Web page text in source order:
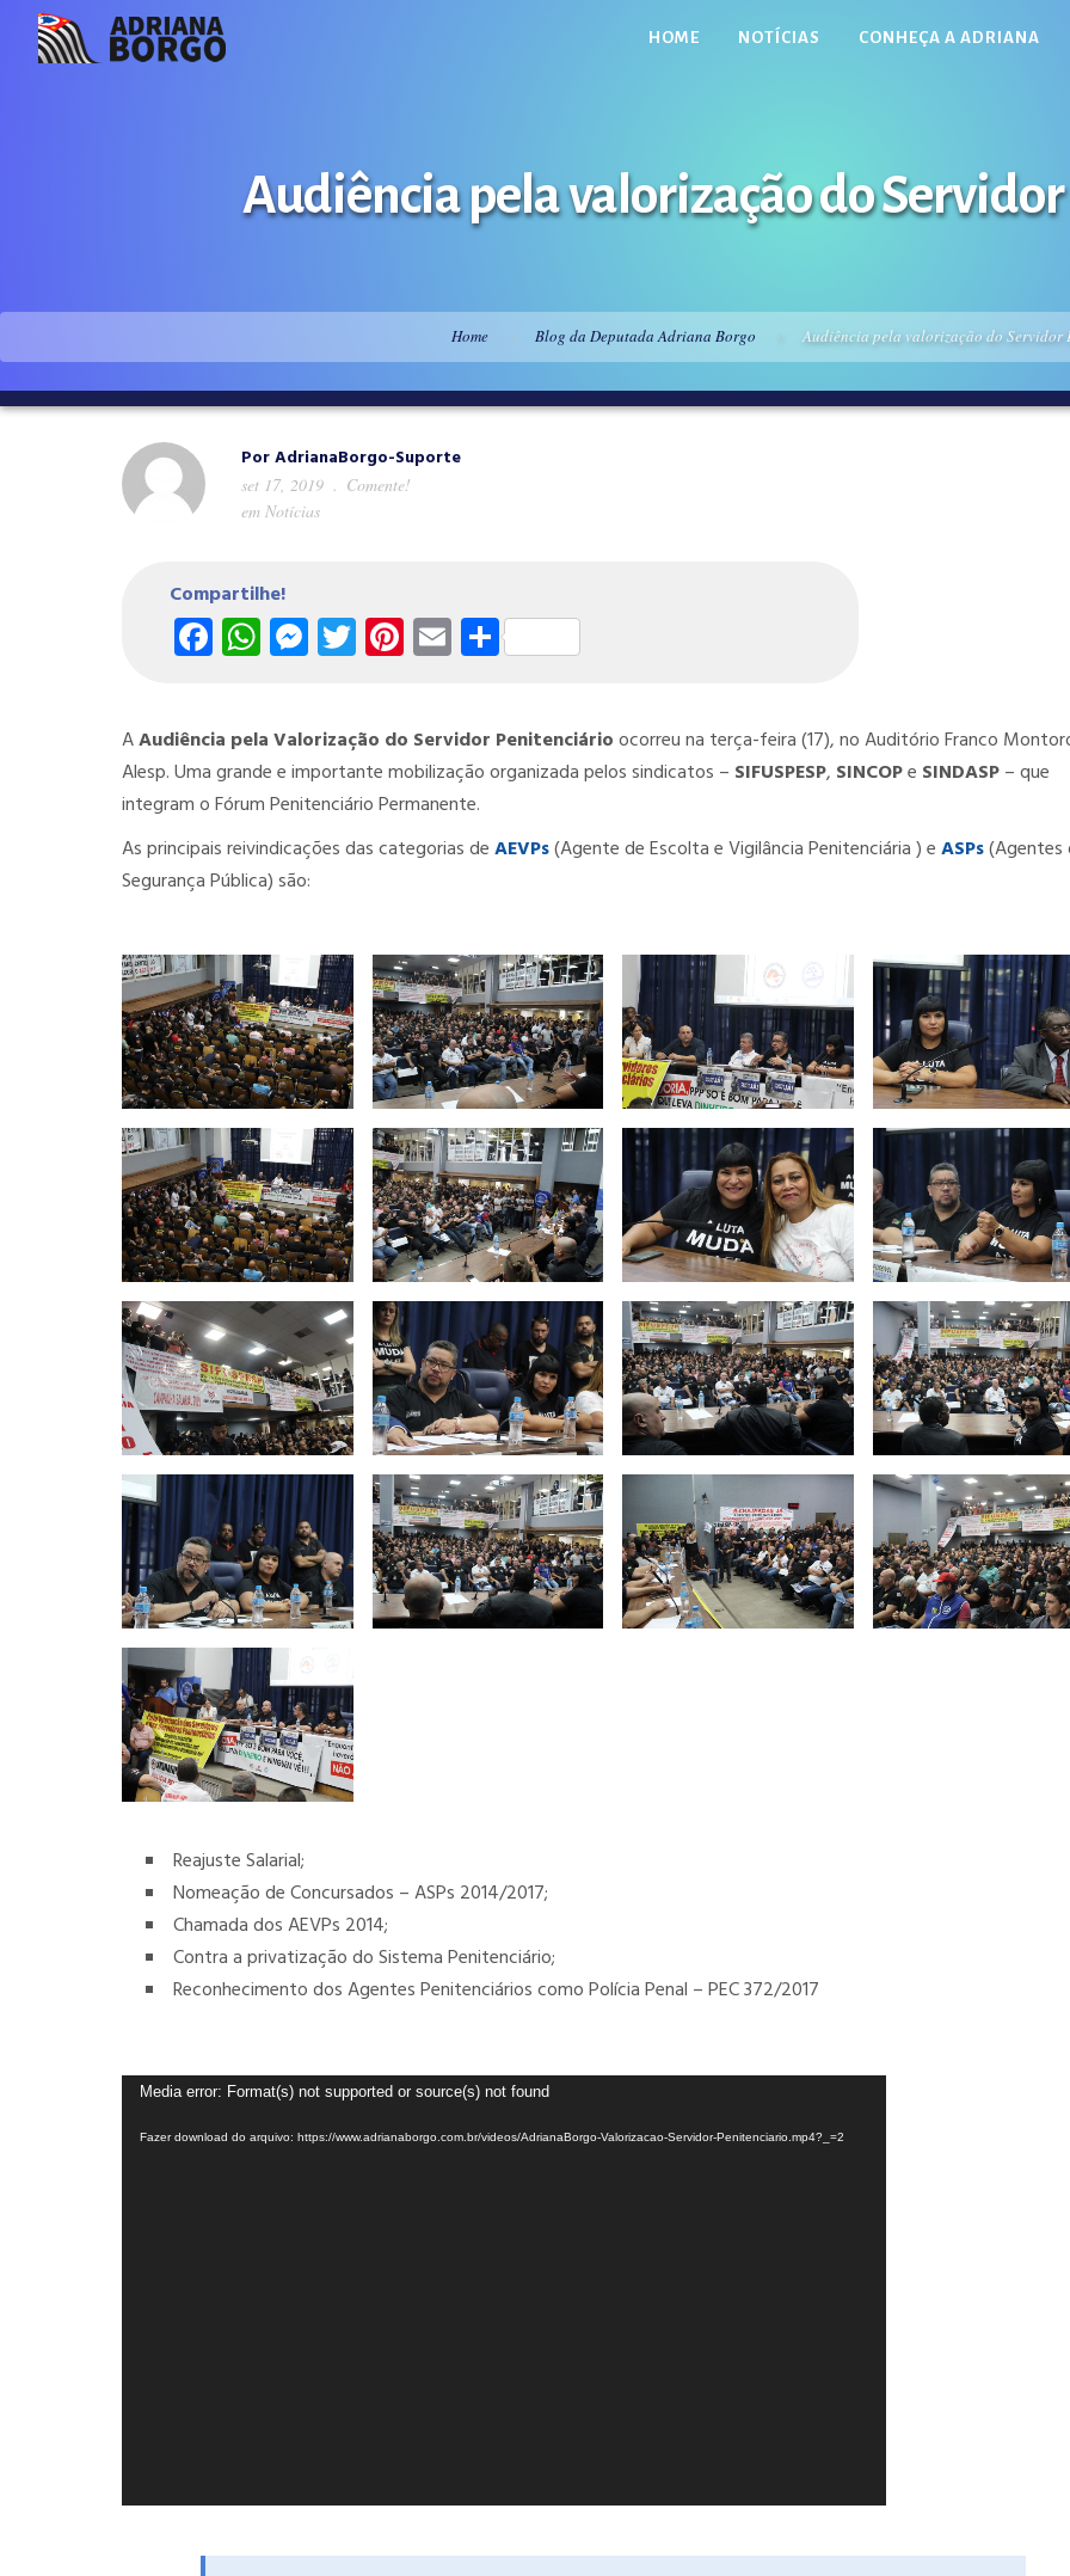
HOME NOTÍCIAS CONHEÇA A ADRIANA
Audiência pela valorização do
Home Blog da Deputada Adriana Borgo Audiência pela valorização do Servidor
PorAdrianaBorgo-Suporte
set 17, 2019
Comente!
em Notícias
Compartilhe!
Facebook
WhatsApp
Messenger
Twitter
Pinterest
Email
Share
AAudiência pela Valorização do Servidor Penitenciárioocorreu na terça-feira (17), no Auditório Franco
Alesp. Uma grande e importante mobilização organizada pelos sindicatos – SIFUSPESP, SINCOPe SINDASP– que
integram o Fórum Penitenciário Permanente.
As principais reivindicações das categorias deAEVPs(Agente de Escolta e Vigilância Penitenciária ) eASPs(Agentes
Segurança Pública) são:
Reajuste Salarial;
Nomeação de Concursados – ASPs 2014/2017;
Chamada dos AEVPs 2014;
Contra a privatização do Sistema Penitenciário;
Reconhecimento dos Agentes Penitenciários como Polícia Penal – PEC 372/2017
Tocador
Media error: Format(s) not supported or source(s) not found
Fazer download do arquivo: https://www.adrianaborgo.com.br/videos/AdrianaBorgo-Valorizacao-Servidor-Penitenciario.mp4?_=2